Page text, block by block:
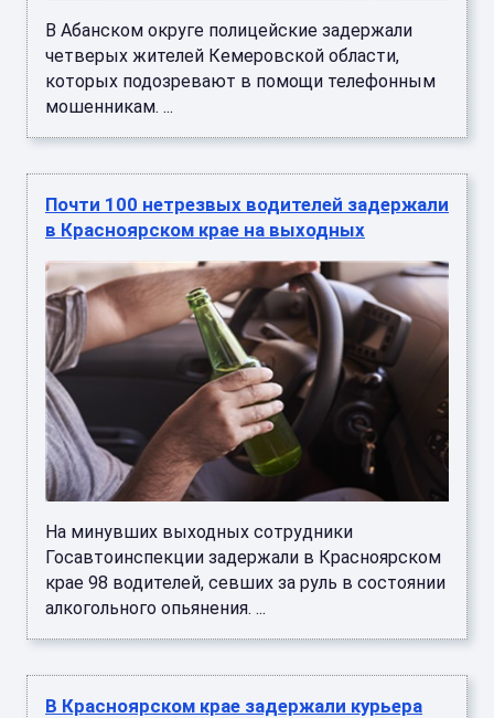
В Абанском округе полицейские задержали
четверых жителей Кемеровской области,
которых подозревают в помощи телефонным
мошенникам. ...
Почти 100 нетрезвых водителей задержали
в Красноярском крае на выходных
На минувших выходных сотрудники
Госавтоинспекции задержали в Красноярском
крае 98 водителей, севших за руль в состоянии
алкогольного опьянения. ...
В Красноярском крае задержали курьера